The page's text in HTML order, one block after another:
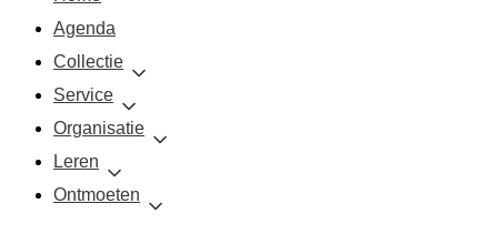
Agenda
Collectie
Service
Organisatie
Leren
Ontmoeten